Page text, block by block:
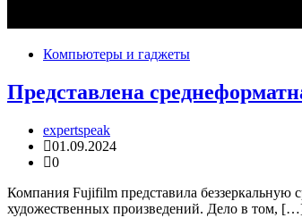
Компьютеры и гаджеты
Представлена
expertspeak
01.09.2024
0
Компания Fujifilm представила беззеркальную
художественных произведений. Дело в том,